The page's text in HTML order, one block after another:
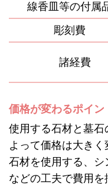
線香皿等の付属
彫刻費
諸経費
価格が変わるポイン
使用する石材と墓
よって価格は大き
石材を使用する、
などの工夫で費用を